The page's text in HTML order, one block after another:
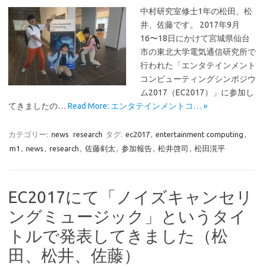
中村研究室修士1年の松田、松
井、佐藤です。 2017年9月
16〜18日にかけて宮城県仙台
市の東北大学電気通信研究所で
行われた「エンタテインメント
コンピューティングシンポジウ
ム2017（EC2017）」に参加し
てきましたの… Read More: エンタテインメントコ… »
カテゴリー: news research タグ: ec2017, entertainment computing ,
m1 , news , research , 佐藤剣太, 参加報告, 松井啓司 , 松田滉平
EC2017にて「ノイズキャンセリ
ングミュージック」というタイ
トルで発表してきました（松
田、松井、佐藤）